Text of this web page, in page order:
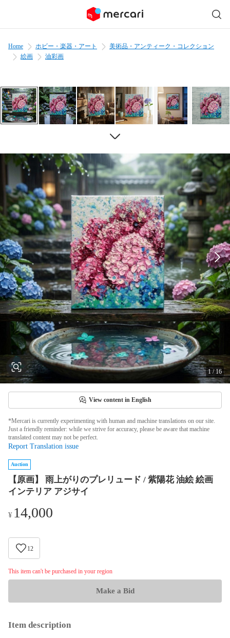
Home ホビー・楽器・アート
美術品・アンティーク・コレクション
絵画
油彩画
1/16
View content in English
*Mercari is currently experimenting with human and machine translations on our site.
Just a friendly reminder: while we strive for accuracy, please be aware that machine
translated content may not be perfect.
Report Translation issue
Auction
【原画】 雨上がりのプレリュード / 紫陽花 油絵 絵画
インテリア アジサイ
¥ 14,000
12
This item can't be purchased in your region
Make a Bid
Item description